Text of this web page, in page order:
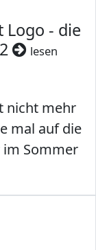
Logo - die
lesen
nicht mehr
mal auf die
im Sommer